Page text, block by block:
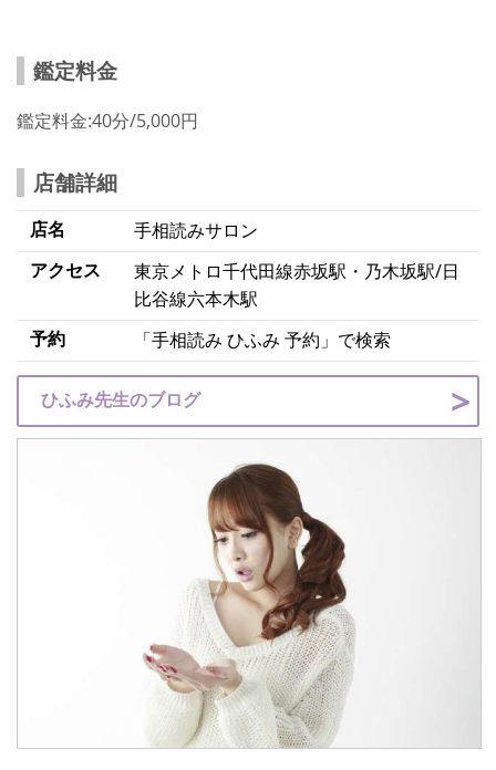
鑑定料金
鑑定料金:40分/5,000円
店舗詳細
店名
手相読みサロン
アクセス
東京メトロ千代田線赤坂駅・乃木坂駅/日
比谷線六本木駅
予約
「手相読み ひふみ 予約」で検索
ひふみ先生のブログ